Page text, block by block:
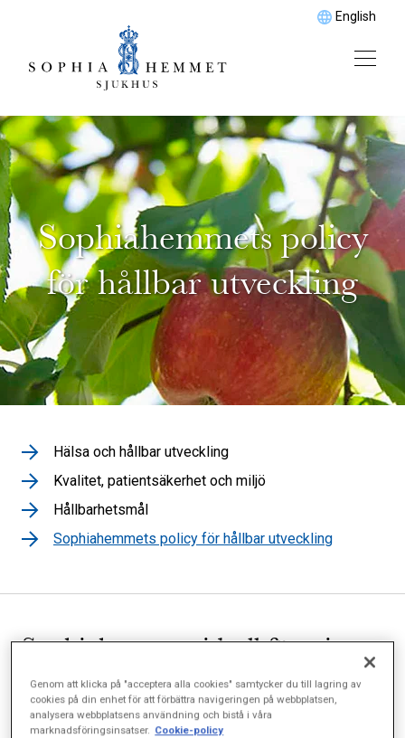
English
Sophiahemmets policy
för hållbar utveckling
Hälsa och hållbar utveckling
Kvalitet, patientsäkerhet och miljö
Hållbarhetsmål
Sophiahemmets policy för hållbar utveckling
Sophiahemmet, ideell förening
omfattar utbildning, hälso- och
sjukvård och forskning.
Genom att klicka på "acceptera alla cookies" samtycker du till lagring av
cookies på din enhet för att förbättra navigeringen på webbplatsen,
analysera webbplatsens användning och bistå i våra
marknadsföringsinsatser. Cookie-policy